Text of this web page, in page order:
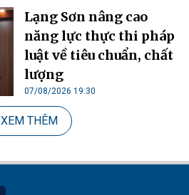
Lạng Sơn nâng cao
năng lực thực thi pháp
luật về tiêu chuẩn, chất
lượng
07/08/2026 19:30
XEM THÊM